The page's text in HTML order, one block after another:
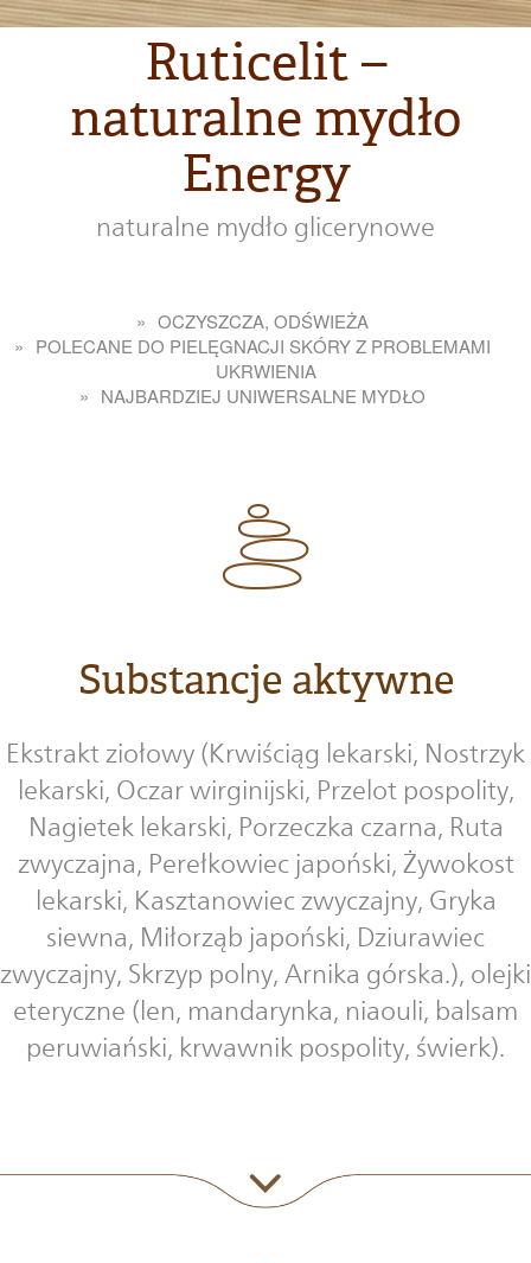
Ruticelit –
naturalne mydło
Energy
naturalne mydło glicerynowe
OCZYSZCZA, ODŚWIEŻA
POLECANE DO PIELĘGNACJI SKÓRY Z PROBLEMAMI
UKRWIENIA
NAJBARDZIEJ UNIWERSALNE MYDŁO
Substancje aktywne
Ekstrakt ziołowy (Krwiściąg lekarski, Nostrzyk
lekarski, Oczar wirginijski, Przelot pospolity,
Nagietek lekarski, Porzeczka czarna, Ruta
zwyczajna, Perełkowiec japoński, Żywokost
lekarski, Kasztanowiec zwyczajny, Gryka
siewna, Miłorząb japoński, Dziurawiec
zwyczajny, Skrzyp polny, Arnika górska.), olejki
eteryczne (len, mandarynka, niaouli, balsam
peruwiański, krwawnik pospolity, świerk).